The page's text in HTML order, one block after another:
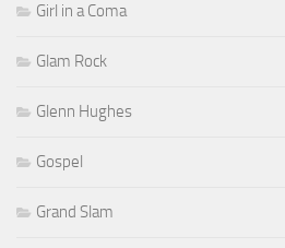
Girl in a Coma
Glam Rock
Glenn Hughes
Gospel
Grand Slam